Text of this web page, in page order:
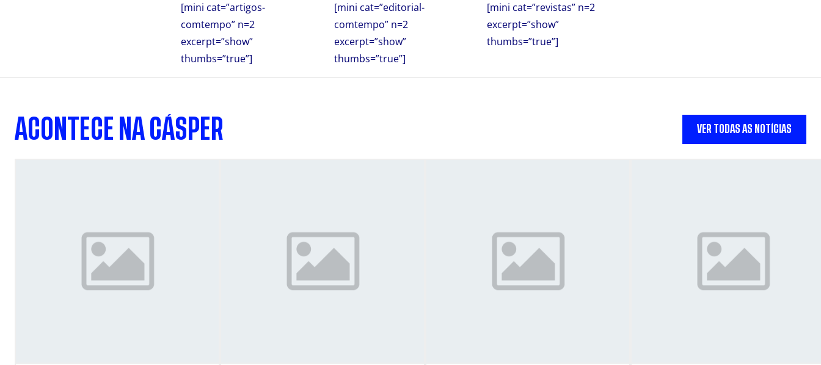
[mini cat=”artigos-
comtempo” n=2
excerpt=”show”
thumbs=”true”]
[mini cat=”editorial-
comtempo” n=2
excerpt=”show”
thumbs=”true”]
[mini cat=”revistas” n=2
excerpt=”show”
thumbs=”true”]
ACONTECE NA CÁSPER VER TODAS AS NOTÍCIAS